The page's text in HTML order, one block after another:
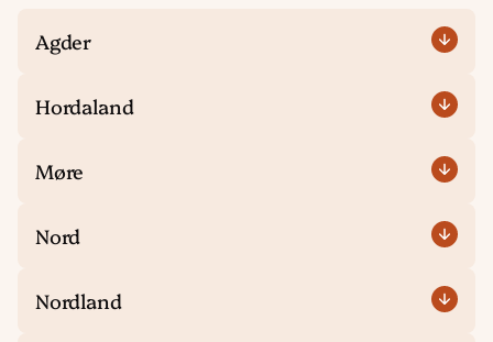
Agder
Hordaland
Møre
Nord
Nordland